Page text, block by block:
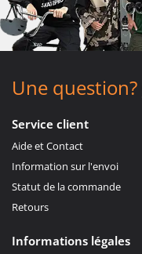
Une question?
Service client
Aide et Contact
Information sur l'envoi
Statut de la commande
Retours
Informations légales